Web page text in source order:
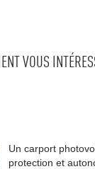
VOUS
Un carport
protection et